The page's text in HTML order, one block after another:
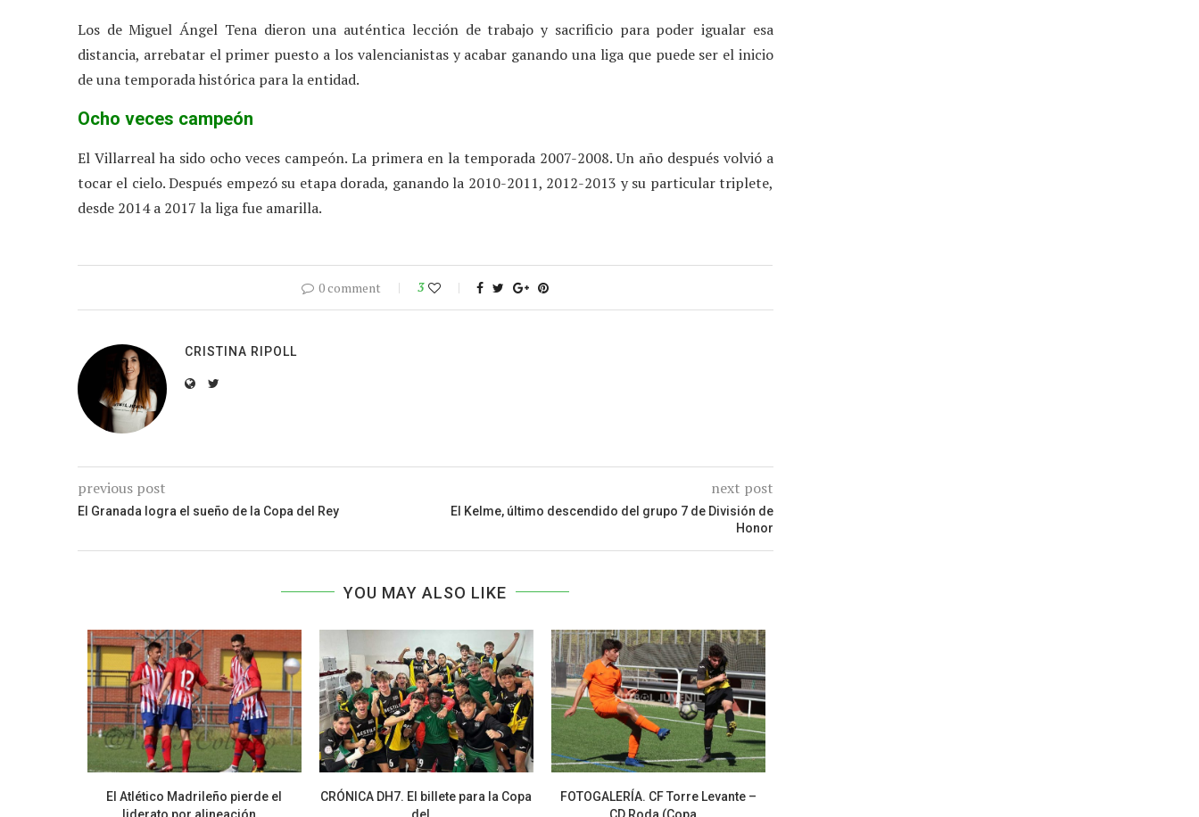
Los de Miguel Ángel Tena dieron una auténtica lección de trabajo y sacrificio para poder igualar esa
distancia, arrebatar el primer puesto a los valencianistas y acabar ganando una liga que puede ser el inicio
de una temporada histórica para la entidad.
Ocho veces campeón
El Villarreal ha sido ocho veces campeón. La primera en la temporada 2007-2008. Un año después volvió a
tocar el cielo. Después empezó su etapa dorada, ganando la 2010-2011, 2012-2013 y su particular triplete,
desde 2014 a 2017 la liga fue amarilla.
0 comment 3
CRISTINA RIPOLL
previous post
El Granada logra el sueño de la Copa del Rey
next post
El Kelme, último descendido del grupo 7 de División de
Honor
YOU MAY ALSO LIKE
El Atlético Madrileño pierde el
CRÓNICA DH7. El billete para la Copa
FOTOGALERÍA. CF Torre Levante –